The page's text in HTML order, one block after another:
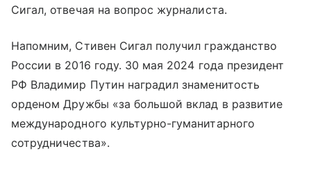
Сигал, отвечая на вопрос журналиста.
Напомним, Стивен Сигал получил гражданство
России в 2016 году. 30 мая 2024 года президент
РФ Владимир Путин наградил знаменитость
орденом Дружбы «за большой вклад в развитие
международного культурно-гуманитарного
сотрудничества».